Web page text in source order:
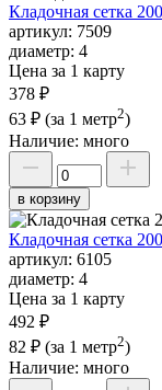
Кладочная сетка
артикул: 7509
диаметр: 4
Цена за 1 карту
378 ₽
63 ₽ (за 1 метр2)
Наличие: много
в корзину
Кладочная сетка
артикул: 6105
диаметр: 4
Цена за 1 карту
492 ₽
82 ₽ (за 1 метр2)
Наличие: много